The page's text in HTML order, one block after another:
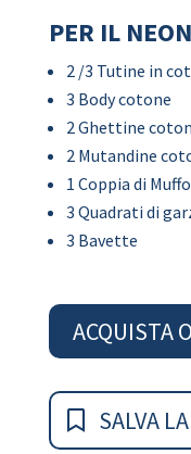
PER IL
2 /3 Tutine in
3 Body cotone
2 Ghettine
2 Mutandine
1 Coppia di
3 Quadrati di
3 Bavette
ACQUISTA
SALVA